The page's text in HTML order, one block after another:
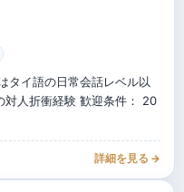
タイ語の日常会話レベル以
対人折衝経験 歓迎条件： 20
詳細を見る →